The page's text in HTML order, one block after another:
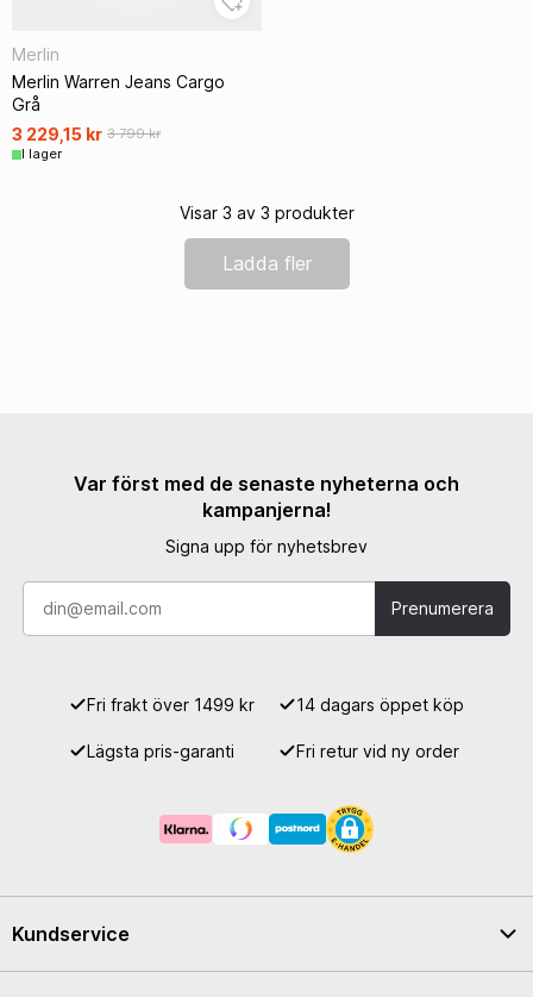
Merlin
Merlin Warren Jeans Cargo
Grå
3 229,15 kr 3 799 kr
I lager
Visar 3 av 3 produkter
Ladda fler
Var först med de senaste nyheterna och
kampanjerna!
Signa upp för nyhetsbrev
Prenumerera
Fri frakt över 1499 kr 14 dagars öppet köp
Lägsta pris-garanti Fri retur vid ny order
Kundservice